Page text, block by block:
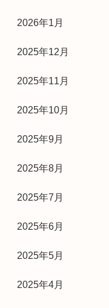
2026年1月
2025年12月
2025年11月
2025年10月
2025年9月
2025年8月
2025年7月
2025年6月
2025年5月
2025年4月